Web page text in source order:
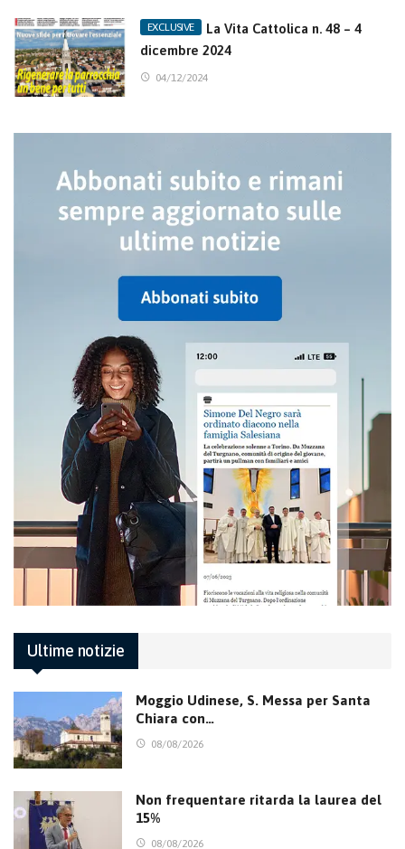
La Vita Cattolica n. 48 – 4
dicembre 2024
04/12/2024
Ultime notizie
Moggio Udinese, S. Messa per Santa
Chiara con…
08/08/2026
Non frequentare ritarda la laurea del
15%
08/08/2026